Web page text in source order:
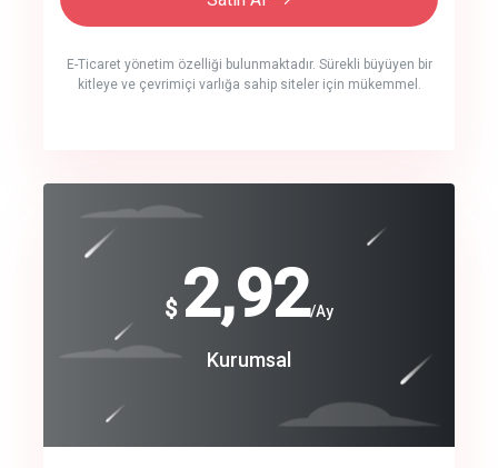
E-Ticaret yönetim özelliği bulunmaktadır. Sürekli büyüyen bir
kitleye ve çevrimiçi varlığa sahip siteler için mükemmel.
crm auto cync
track energy costs
$ 2,92/Ay
Kurumsal
$
240
Coroprate